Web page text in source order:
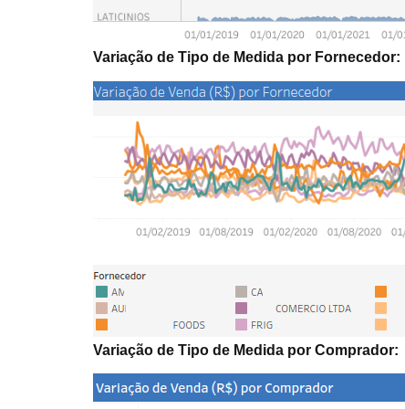
Variação de Tipo de Medida por Fornecedor:
Variação de Tipo de Medida por Comprador: